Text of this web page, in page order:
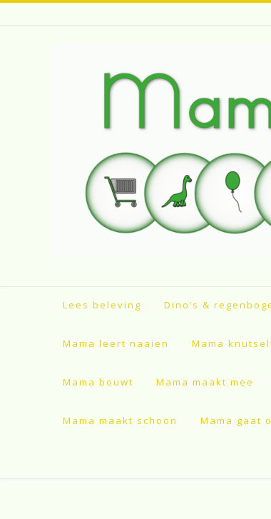
Spring
Lees beleving Dino’s &
Mama leert naaien Mama
Mama bouwt Mama maakt mee
Mama maakt schoon Mama gaat